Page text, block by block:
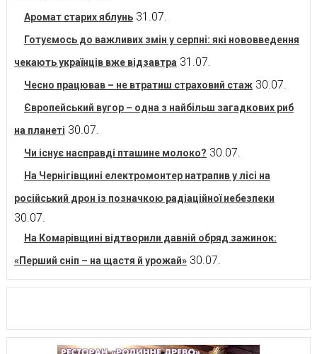
Аромат старих яблунь 31.07.
Готуємось до важливих змін у серпні: які нововведення
чекають українців вже відзавтра 31.07.
Чесно працював – не втратиш страховий стаж 30.07.
Європейський вугор – одна з найбільш загадкових риб
на планеті 30.07.
Чи існує насправді пташине молоко? 30.07.
На Чернігівщині електромонтер натрапив у лісі на
російський дрон із позначкою радіаційної небезпеки
30.07.
На Комарівщині відтворили давній обряд зажинок:
«Перший сніп – на щастя й урожай» 30.07.